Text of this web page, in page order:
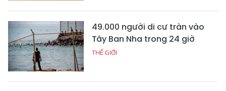
49.000 người di cư tràn vào
Tây Ban Nha trong 24 giờ
THẾ GIỚI